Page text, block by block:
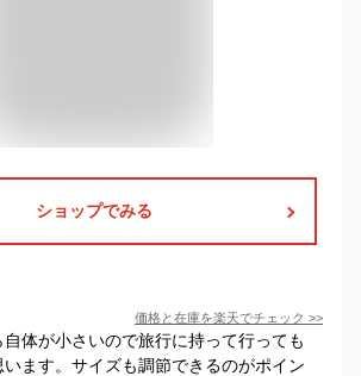
ショップでみる
価格と在庫を楽天でチェック >>
体が小さいので旅行に持って行っても
ます。サイズも調節できるのがポイン